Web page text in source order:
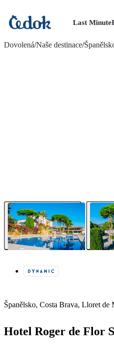
Last Minute
Dovolená/Naše destinace/
Španělsko, Costa Brava, Lloret de
Hotel Roger de Flor